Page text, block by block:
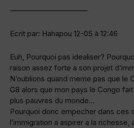
——————————–
Ecrit par: Hahapou 12-05 à 12:46
Euh, Pourquoi pas idealiser?
raison assez forte a son projet
N’oublions quand meme pas que le
G8 alors que mon pays le Congo
plus pauvres du monde…
Pourquoi donc empecher dans ces
l’immigration a aspirer a la richesse,